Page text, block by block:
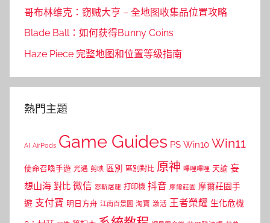
哥布林维克：窃贼大亨 – 全地图收集品位置攻略
Blade Ball：如何获得Bunny Coins
Haze Piece 完整地图和位置等级指南
熱門主題
AI AirPods Game Guides PS Win10 Win11
使命召喚手遊 光遇 剪映 區別 區別對比 原神 嗶哩嗶哩 天諭 妄
想山海 對比 微信 怒斬屠龍 打印機 抖音 摩爾莊園 摩爾莊園手
遊 支付寶 明日方舟 江南百景圖 淘寶 激活 王者榮耀 生化危機